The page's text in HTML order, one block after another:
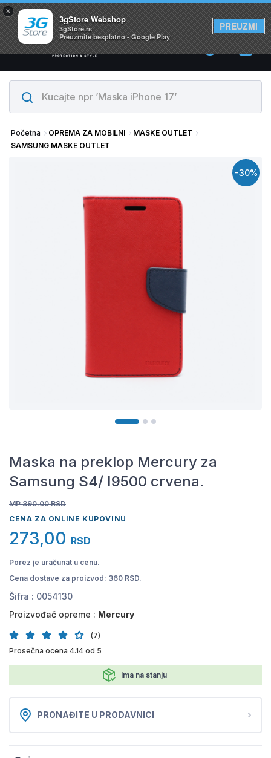
×
3gStore Webshop
3gStore.rs
Preuzmite besplatno - Google Play
PREUZMI
Svi proizvodi su na lageru. Slanje istog dana!
0
Početna OPREMA ZA MOBILNI
MASKE OUTLET
SAMSUNG MASKE OUTLET
-30%
Maska na preklop Mercury za
Samsung S4/ I9500 crvena.
MP 390.00 RSD
CENA ZA ONLINE KUPOVINU
273,00 RSD
Porez je uračunat u cenu.
Cena dostave za proizvod: 360 RSD.
Šifra : 0054130
Proizvođač opreme : Mercury
(7)
Prosečna ocena 4.14 od 5
Ima na stanju
PRONAĐITE U PRODAVNICI